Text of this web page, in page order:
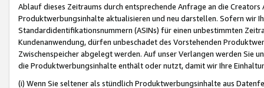
Ablauf dieses Zeitraums durch entsprechende Anfrage an die
Produktwerbungsinhalte aktualisieren und neu darstellen. Sofern wir
Standardidentifikationsnummern (ASINs) für einen unbestimmten
Kundenanwendung, dürfen unbeschadet des Vorstehenden
Zwischenspeicher abgelegt werden. Auf unser Verlangen werden Sie
die Produktwerbungsinhalte enthält oder nutzt, damit wir Ihre
(i) Wenn Sie seltener als stündlich Produktwerbungsinhalte aus